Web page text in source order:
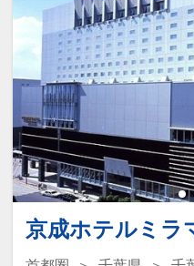
京成ホテルミラ